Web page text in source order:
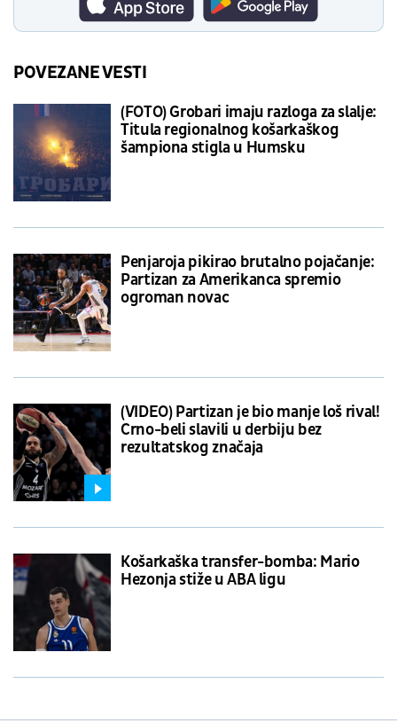
POVEZANE VESTI
(FOTO) Grobari imaju razloga za slalje:
Titula regionalnog košarkaškog
šampiona stigla u Humsku
Penjaroja pikirao brutalno pojačanje:
Partizan za Amerikanca spremio
ogroman novac
(VIDEO) Partizan je bio manje loš rival!
Crno-beli slavili u derbiju bez
rezultatskog značaja
Košarkaška transfer-bomba: Mario
Hezonja stiže u ABA ligu